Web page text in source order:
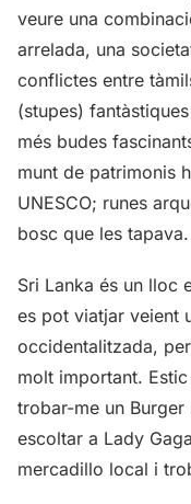
veure una
arrelada, una
conflictes entre
(stupes)
més budes
munt de patrimonis
UNESCO; runes
bosc que les tapava.
Sri Lanka és un lloc
es pot viatjar veient
occidentalitzada,
molt important.
trobar-me un
escoltar a Lady
mercadillo local i